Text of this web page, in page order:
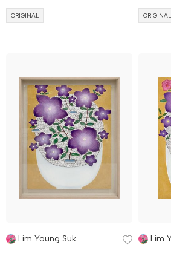
ORIGINAL ORIGINAL
Lim Young Suk Lim